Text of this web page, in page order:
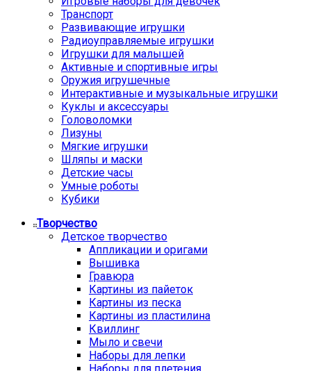
Транспорт
Развивающие игрушки
Радиоуправляемые игрушки
Игрушки для малышей
Активные и спортивные игры
Оружия игрушечные
Интерактивные и музыкальные игрушки
Куклы и аксессуары
Головоломки
Лизуны
Мягкие игрушки
Шляпы и маски
Детские часы
Умные роботы
Кубики
Творчество
Детское творчество
Аппликации и оригами
Вышивка
Гравюра
Картины из пайеток
Картины из песка
Картины из пластилина
Квиллинг
Мыло и свечи
Наборы для лепки